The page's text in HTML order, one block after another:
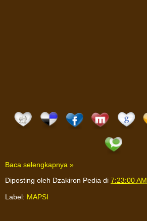
Baca selengkapnya »
Diposting oleh Dzakiron Pedia di 7:23:00 AM
Label: MAPSI